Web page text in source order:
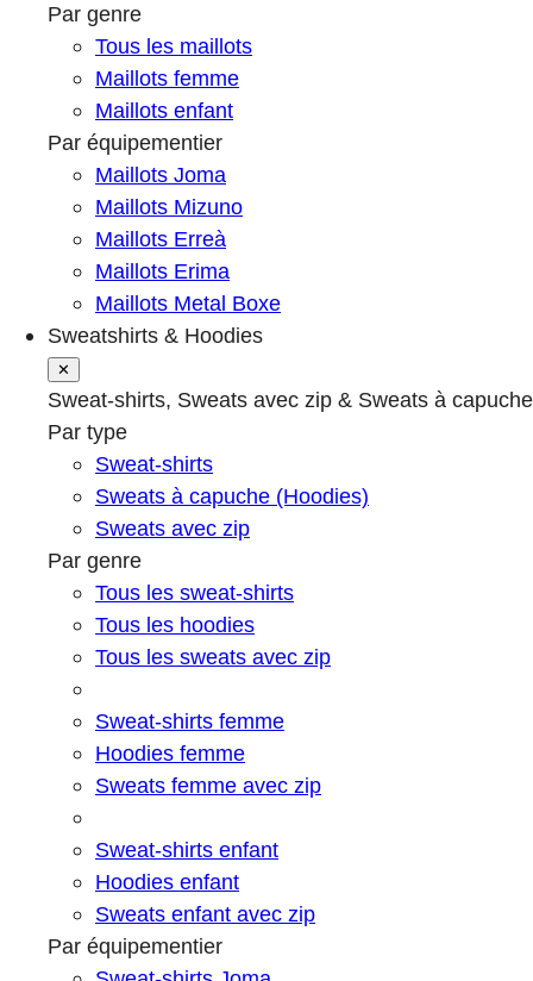
Par genre
Tous les maillots
Maillots femme
Maillots enfant
Par équipementier
Maillots Joma
Maillots Mizuno
Maillots Erreà
Maillots Erima
Maillots Metal Boxe
Sweatshirts & Hoodies
✕
Sweat-shirts, Sweats avec zip & Sweats à capuche
Par type
Sweat-shirts
Sweats à capuche (Hoodies)
Sweats avec zip
Par genre
Tous les sweat-shirts
Tous les hoodies
Tous les sweats avec zip
Sweat-shirts femme
Hoodies femme
Sweats femme avec zip
Sweat-shirts enfant
Hoodies enfant
Sweats enfant avec zip
Par équipementier